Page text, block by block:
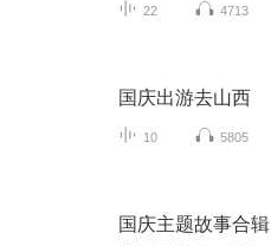
22 4713
国庆出游去山西
10 5805
国庆主题故事合辑